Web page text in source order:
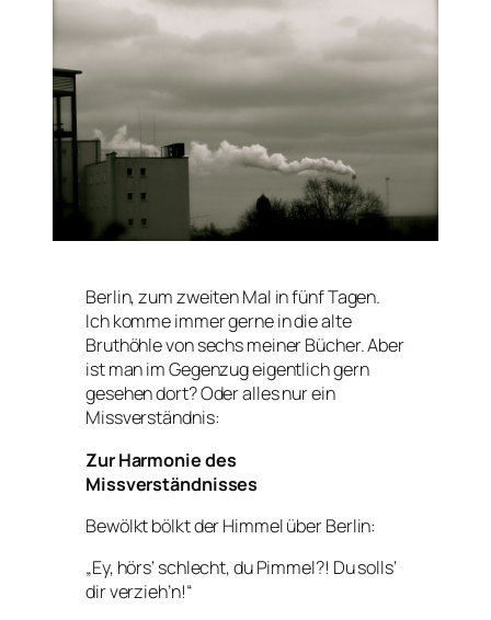
Berlin, zum zweiten Mal in fünf Tagen.
Ich komme immer gerne in die alte
Bruthöhle von sechs meiner Bücher. Aber
ist man im Gegenzug eigentlich gern
gesehen dort? Oder alles nur ein
Missverständnis:
Zur Harmonie des
Missverständnisses
Bewölkt bölkt der Himmel über Berlin:
„Ey, hörs‘ schlecht, du Pimmel?! Du solls‘
dir verzieh’n!“